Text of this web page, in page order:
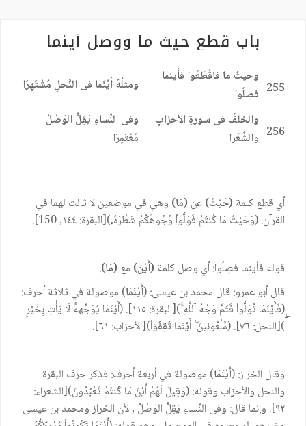
باب قطع حيث ما ووصل أينما
255
وحيثُ ما فاقْطَعُوا فأينما
فصِلُوا
ومثلُهُ أيْنَما فى النَّحلِ مُشْتَهِرَا
256
والخلفُ فى سورةِ الأحزابِ
والشُّعَرا
وفى النِّساءِ يَقِلُّ الوَصْلُ
مُعْتَمِرَا
أي قطع كلمة (حَيْثُ)عن (مَا) وهي في موضعين لا ثالث لهما في
القرآن. (وَحَيْثُ مَا كُنتُمْ فَوَلُّواْ وُجُوهَكُمْ شَطْرَهُۥ)[البقرة: ١٤٤, 150].
قوله فأينما فصِلُوا: أي وصل كلمة (أَيْنَ) مع (مَا).
قال أبو عمرو: قال محمد بن عيسى: (أَيْنَمَا) موصولة في ثلاثة أحرف:
(فَأَيْنَمَا تُوَلُّواْ فَثَمَّ وَجْهُ ٱللَّهِ ۚ)[البقرة: ١١٥]. (أَيْنَمَا يُوَجِّههُّ لَا يَأْتِ بِخَيْرٍ
ۖ)[النحل: ٧٦]. (مَّلْعُونِينَ ۖ أَيْنَمَا ثُقِفُوٓاْ)[الأحزاب: ٦١].
وقال الخراز: (أَيْنَمَا) موصولة في أربعة أحرف: فذكر حرف البقرة
والنحل والأحزاب وقوله: (وَقِيلَ لَهُمْ أَيْنَ مَا كُنتُمْ تَعْبُدُونَ)[الشعراء:
٩٢]. وإنما قال: وفى النِّساءِ يَقِلُّ الوَصْلُ , لأن الخراز ومحمد بن عيسى